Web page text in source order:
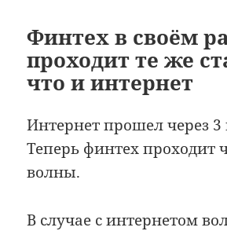
Финтех в своём
проходит те же
что и интернет
Интернет прошел через
Теперь финтех проходит
волны.
В случае с интернетом